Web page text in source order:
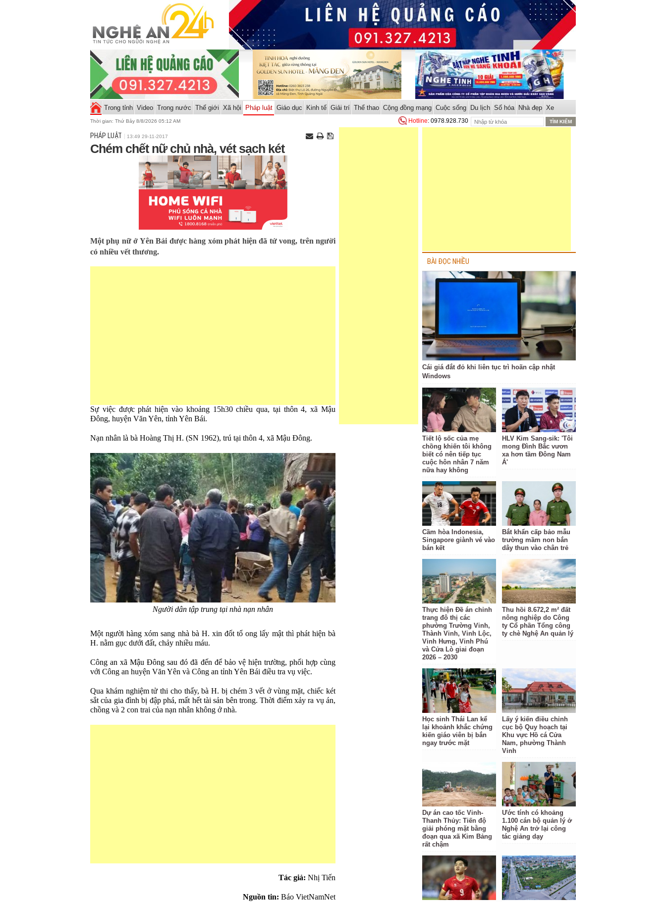
Trong tỉnh Video Trong nước Thế giới Xã hội Pháp luật Giáo dục Kinh tế Giải trí Thể thao Cộng đồng mạng Cuộc sống Du lịch Số hóa Nhà đẹp Xe
Thời gian: Thứ Bảy 8/8/2026 05:12 AM Hotline: 0978.928.730
PHÁP LUẬT 13:49 29-11-2017
Chém chết nữ chủ nhà, vét sạch két
Một phụ nữ ở Yên Bái được hàng xóm phát hiện đã tử vong, trên người
có nhiều vết thương.
Sự việc được phát hiện vào khoảng 15h30 chiều qua, tại thôn 4, xã Mậu
Đông, huyện Văn Yên, tỉnh Yên Bái.
Nạn nhân là bà Hoàng Thị H. (SN 1962), trú tại thôn 4, xã Mậu Đông.
Người dân tập trung tại nhà nạn nhân
Một người hàng xóm sang nhà bà H. xin đốt tổ ong lấy mật thì phát hiện bà
H. nằm gục dưới đất, chảy nhiều máu.
Công an xã Mậu Đông sau đó đã đến để bảo vệ hiện trường, phối hợp cùng
với Công an huyện Văn Yên và Công an tỉnh Yên Bái điều tra vụ việc.
Qua khám nghiệm tử thi cho thấy, bà H. bị chém 3 vết ở vùng mặt, chiếc két
sắt của gia đình bị đập phá, mất hết tài sản bên trong. Thời điểm xảy ra vụ án,
chồng và 2 con trai của nạn nhân không ở nhà.
Tác giả: Nhị Tiến
Nguồn tin: Báo VietNamNet
BÀI ĐỌC NHIỀU
Cái giá đắt đỏ khi liên tục trì hoãn cập nhật
Windows
Tiết lộ sốc của mẹ
chồng khiến tôi không
biết có nên tiếp tục
cuộc hôn nhân 7 năm
nữa hay không
HLV Kim Sang-sik: 'Tôi
mong Đình Bắc vươn
xa hơn tầm Đông Nam
Á'
Cầm hòa Indonesia,
Singapore giành vé vào
bán kết
Bắt khẩn cấp bảo mẫu
trường mầm non bắn
dây thun vào chân trẻ
Thực hiện Đề án chỉnh
trang đô thị các
phường Trường Vinh,
Thành Vinh, Vinh Lộc,
Vinh Hưng, Vinh Phú
và Cửa Lò giai đoạn
2026 – 2030
Thu hồi 8.672,2 m² đất
nông nghiệp do Công
ty Cổ phần Tổng công
ty chè Nghệ An quản lý
Học sinh Thái Lan kể
lại khoảnh khắc chứng
kiến giáo viên bị bắn
ngay trước mặt
Lấy ý kiến điều chỉnh
cục bộ Quy hoạch tại
Khu vực Hồ cá Cửa
Nam, phường Thành
Vinh
Dự án cao tốc Vinh-
Thanh Thủy: Tiến độ
giải phóng mặt bằng
đoạn qua xã Kim Bảng
rất chậm
Ước tính có khoảng
1.100 cán bộ quản lý ở
Nghệ An trở lại công
tác giảng dạy